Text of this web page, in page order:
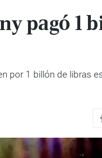
pagó 1
por 1 billón de libras